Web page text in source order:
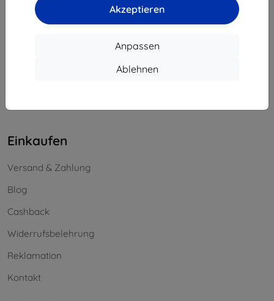
Akzeptieren
Anpassen
Ablehnen
info@top4mobile.eu
Einkaufen
Versand & Zahlung
Blog
Cashback
Widerrufsbelehrung
Reklamation
Kontakt